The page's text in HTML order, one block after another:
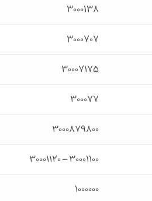
۳۰۰۰۱۳۸
۳۰۰۰۷۰۷
۳۰۰۰۷۱۷۵
۳۰۰۰۷۷
۳۰۰۰۸۷۹۸۰۰
۳۰۰۰۱۱۰۰ – ۳۰۰۰۱۱۲۰
۱۰۰۰۰۰۰